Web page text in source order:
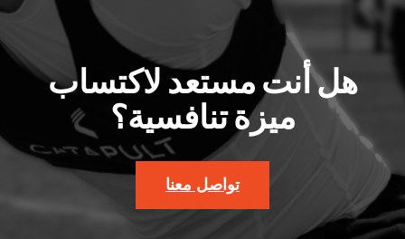
هل أنت مستعد لاكتساب
ميزة تنافسية؟
تواصل معنا